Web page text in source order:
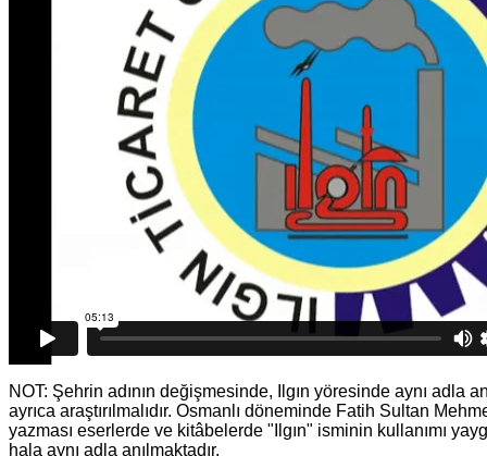
NOT: Şehrin adının değişmesinde, Ilgın yöresinde aynı adla
ayrıca araştırılmalıdır. Osmanlı döneminde Fatih Sultan
yazması eserlerde ve kitâbelerde "Ilgın" isminin kullanımı
hala aynı adla anılmaktadır.